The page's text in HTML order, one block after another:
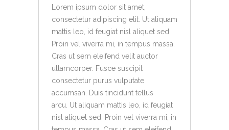
Lorem ipsum dolor sit amet,
consectetur adipiscing elit. Ut aliquam
mattis leo, id feugiat nisl aliquet sed.
Proin vel viverra mi, in tempus massa.
Cras ut sem eleifend velit auctor
ullamcorper. Fusce suscipit
consectetur purus vulputate
accumsan. Duis tincidunt tellus
arcu. Ut aliquam mattis leo, id feugiat
nisl aliquet sed. Proin vel viverra mi, in